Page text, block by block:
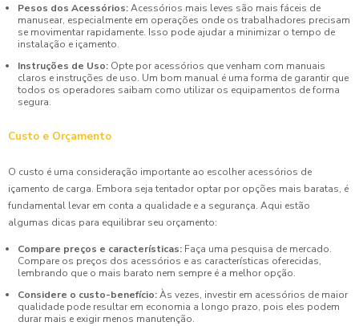
Pesos dos Acessórios:Acessórios mais leves são mais fáceis de
manusear, especialmente em operações onde os trabalhadores precisam
se movimentar rapidamente. Isso pode ajudar a minimizar o tempo de
instalação e içamento.
Instruções de Uso: Opte por acessórios que venham com manuais
claros e instruções de uso. Um bom manual é uma forma de garantir que
todos os operadores saibam como utilizar os equipamentos de forma
segura.
Custo e Orçamento
O custo é uma consideração importante ao escolher acessórios de
içamento de carga. Embora seja tentador optar por opções mais baratas, é
fundamental levar em conta a qualidade e a segurança. Aqui estão
algumas dicas para equilibrar seu orçamento:
Compare preços e características: Faça uma pesquisa de mercado.
Compare os preços dos acessórios e as características oferecidas,
lembrando que o mais barato nem sempre é a melhor opção.
Considere o custo-benefício:Às vezes, investir em acessórios de maior
qualidade pode resultar em economia a longo prazo, pois eles podem
durar mais e exigir menos manutenção.